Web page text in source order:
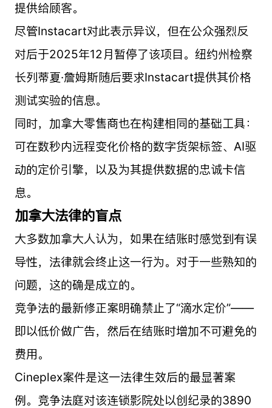
提供给顾客。
尽管Instacart对此表示异议，但在公众强烈反
对后于2025年12月暂停了该项目。纽约州检察
长列蒂夏·詹姆斯随后要求Instacart提供其价格
测试实验的信息。
同时，加拿大零售商也在构建相同的基础工具：
可在数秒内远程变化价格的数字货架标签、AI驱
动的定价引擎，以及为其提供数据的忠诚卡信
息。
加拿大法律的盲点
大多数加拿大人认为，如果在结账时感觉到有误
导性，法律就会终止这一行为。对于一些熟知的
问题，这的确是成立的。
竞争法的最新修正案明确禁止了“滴水定价”——
即以低价做广告，然后在结账时增加不可避免的
费用。
Cineplex案件是这一法律生效后的最显著案
例。竞争法庭对该连锁影院处以创纪录的3890